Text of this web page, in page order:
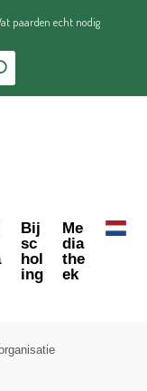
paarden echt nodig
Bij
sc
hol
ing
Me
dia
the
ek